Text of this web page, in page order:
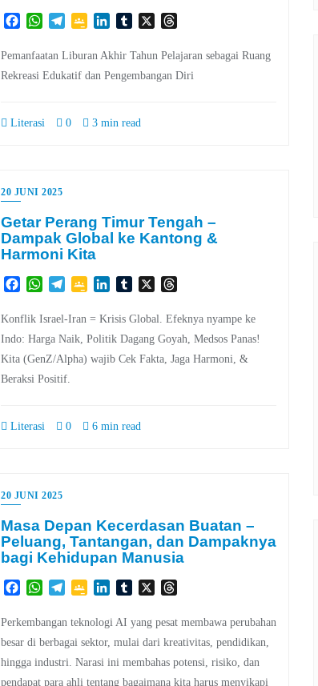
FacebookWhatsApp
TelegramGoogleLinkedInTumblr
X
Pemanfaatan Liburan Akhir Tahun Pelajaran sebagai Ruang
Rekreasi Edukatif dan Pengembangan Diri
Literasi 0 3 min read
20 JUNI 2025
Getar Perang Timur Tengah –
Dampak Global ke Kantong &
Harmoni Kita
FacebookWhatsApp
TelegramGoogleLinkedInTumblr
X
Konflik Israel-Iran = Krisis Global. Efeknya nyampe ke
Indo: Harga Naik, Politik Dagang Goyah, Medsos Panas!
Kita (GenZ/Alpha) wajib Cek Fakta, Jaga Harmoni, &
Beraksi Positif.
Literasi 0 6 min read
20 JUNI 2025
Masa Depan Kecerdasan Buatan –
Peluang, Tantangan, dan Dampaknya
bagi Kehidupan Manusia
FacebookWhatsApp
TelegramGoogleLinkedInTumblr
X
Perkembangan teknologi AI yang pesat membawa perubahan
besar di berbagai sektor, mulai dari kreativitas, pendidikan,
hingga industri. Narasi ini membahas potensi, risiko, dan
pendapat para ahli tentang bagaimana kita harus menyikapi